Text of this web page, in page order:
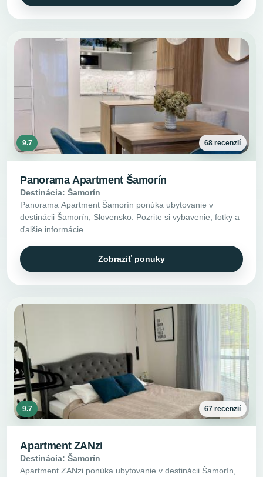
9.7 68 recenzií
Panorama Apartment Šamorín
Destinácia: Šamorín
Panorama Apartment Šamorín ponúka ubytovanie v
destinácii Šamorín, Slovensko. Pozrite si vybavenie, fotky a
ďalšie informácie.
Zobraziť ponuky
9.7 67 recenzií
Apartment ZANzi
Destinácia: Šamorín
Apartment ZANzi ponúka ubytovanie v destinácii Šamorín,